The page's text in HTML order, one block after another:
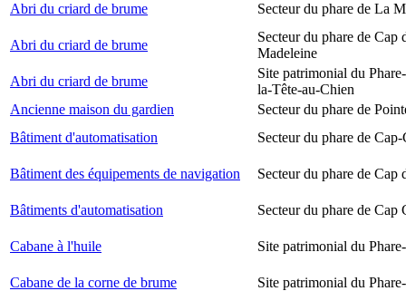
Abri du criard de brume
Secteur du phare de La
Abri du criard de brume
Secteur du phare de Cap
Madeleine
Abri du criard de brume
Site patrimonial du
la-Tête-au-Chien
Ancienne maison du gardien
Secteur du phare de
Bâtiment d'automatisation
Secteur du phare de Cap-
Bâtiment des équipements de navigation Secteur du phare de Cap
Bâtiments d'automatisation Secteur du phare de Cap
Cabane à l'huile Site patrimonial du
Cabane de la corne de brume Site patrimonial du